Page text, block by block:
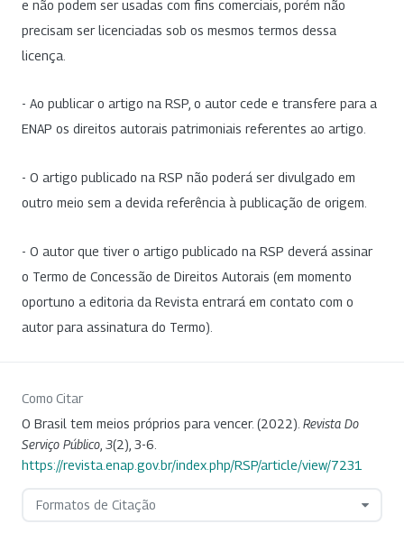
e não podem ser usadas com fins comerciais, porém não
precisam ser licenciadas sob os mesmos termos dessa
licença.
- Ao publicar o artigo na RSP, o autor cede e transfere para a
ENAP os direitos autorais patrimoniais referentes ao artigo.
- O artigo publicado na RSP não poderá ser divulgado em
outro meio sem a devida referência à publicação de origem.
- O autor que tiver o artigo publicado na RSP deverá assinar
o Termo de Concessão de Direitos Autorais (em momento
oportuno a editoria da Revista entrará em contato com o
autor para assinatura do Termo).
Como Citar
O Brasil tem meios próprios para vencer. (2022). Revista Do
Serviço Público 3(2), 3-6.
https://revista.enap.gov.br/index.php/RSP/article/view/7231
Formatos de Citação